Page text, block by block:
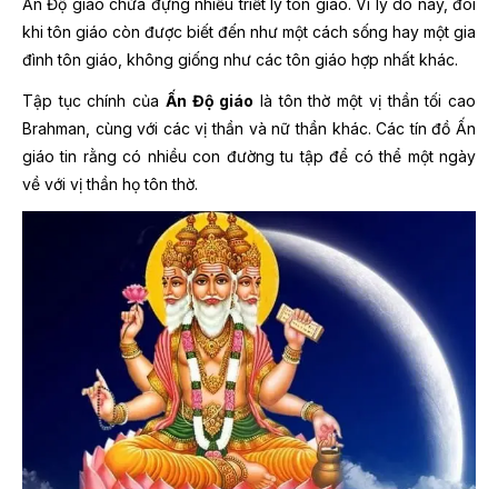
Ấn Độ giáo chứa đựng nhiều triết lý tôn giáo. Vì lý do này, đôi
khi tôn giáo còn được biết đến như một cách sống hay một gia
đình tôn giáo, không giống như các tôn giáo hợp nhất khác.
Tập tục chính của Ấn Độ giáo là tôn thờ một vị thần tối cao
Brahman, cùng với các vị thần và nữ thần khác. Các tín đồ Ấn
giáo tin rằng có nhiều con đường tu tập để có thể một ngày
về với vị thần họ tôn thờ.